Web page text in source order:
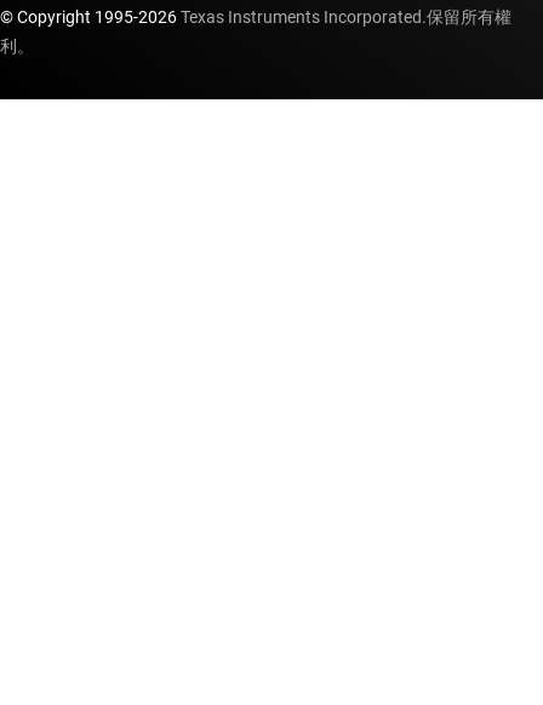
© Copyright 1995-2026Texas Instruments Incorporated.保留所有權
利。